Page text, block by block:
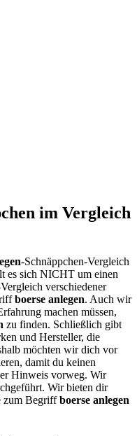
im Vergleich
-Schnäppchen-Vergleich
es sich NICHT um einen
verschiedener
boerse anlegen. Auch wir
machen müssen,
zu finden. Schließlich gibt
und Hersteller, die
möchten wir dich vor
damit du keinen
Hinweis vorweg. Wir
Wir bieten dir
zum Begriffboerse anlegen